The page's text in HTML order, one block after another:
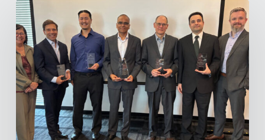
Chris
Figel
nommé
président
du
conseil
d'administration
de